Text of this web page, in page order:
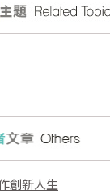
創新人生